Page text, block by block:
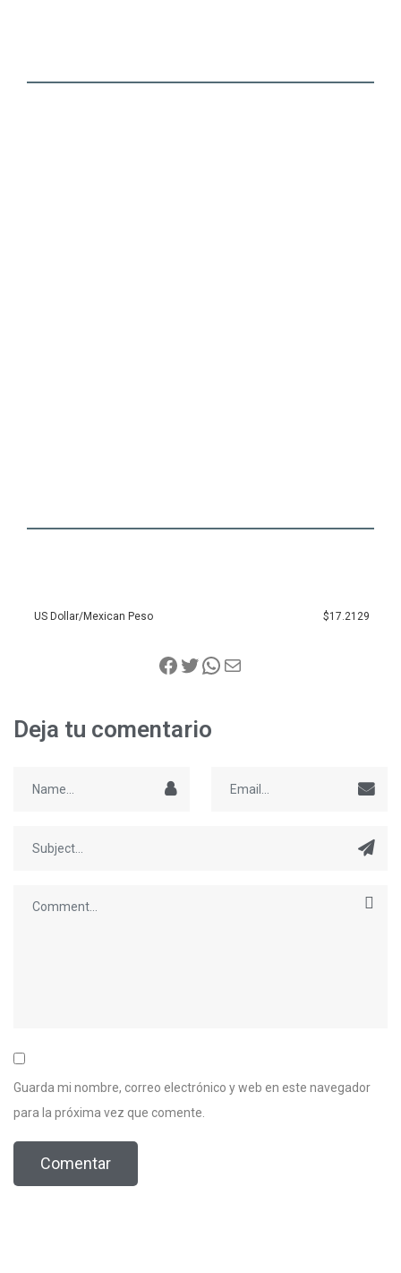
US Dollar/Mexican Peso $17.2129
Deja tu comentario
Guarda mi nombre, correo electrónico y web en este navegador
para la próxima vez que comente.